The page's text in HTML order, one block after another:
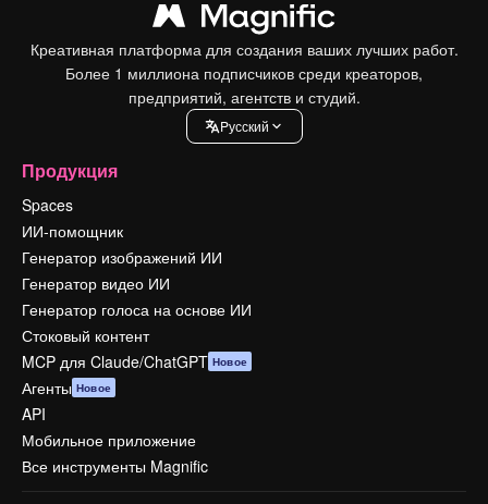
Креативная платформа для создания ваших лучших работ.
Более 1 миллиона подписчиков среди креаторов,
предприятий, агентств и студий.
Pусский
Продукция
Spaces
ИИ-помощник
Генератор изображений ИИ
Генератор видео ИИ
Генератор голоса на основе ИИ
Стоковый контент
MCP для Claude/ChatGPT Новое
Агенты Новое
API
Мобильное приложение
Все инструменты Magnific